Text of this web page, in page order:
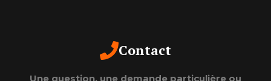
Contact
Une question, une demande particulière ou